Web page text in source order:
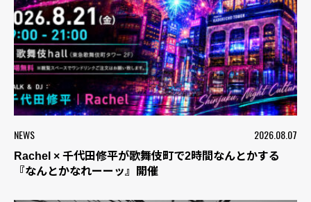
NEWS 2026.08.07
Rachel × 千代田修平が歌舞伎町で2時間なんとかする
『なんとかなれーーッ』開催